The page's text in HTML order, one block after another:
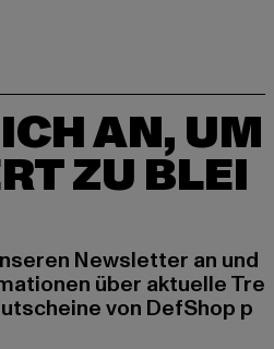
AN, UM
ZU BLEI
Newsletter an und
über aktuelle Tre
von DefShop p